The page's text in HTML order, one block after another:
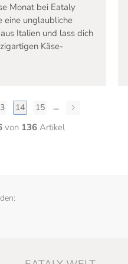
Monat bei Eataly
eine unglaubliche
Italien und lass dich
Käse-
14 15 …
von 136Artikel